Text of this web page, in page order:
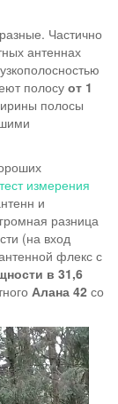
Частично
антеннах
полосу от 1
полосы
тест измерения
и
разница
(на вход
флекс с
в 31,6
Алана 42 со